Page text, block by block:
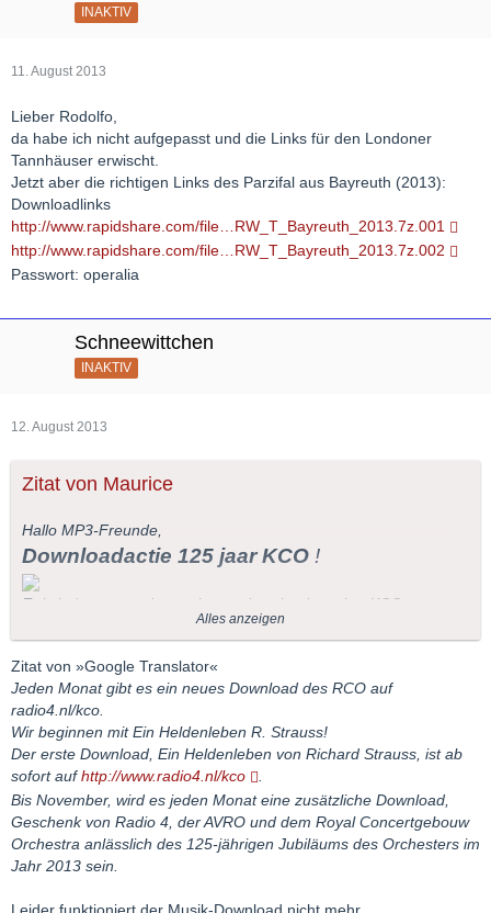
INAKTIV
11. August 2013
Lieber Rodolfo,
da habe ich nicht aufgepasst und die Links für den Londoner
Tannhäuser erwischt.
Jetzt aber die richtigen Links des Parzifal aus Bayreuth (2013):
Downloadlinks
http://www.rapidshare.com/file…RW_T_Bayreuth_2013.7z.001
http://www.rapidshare.com/file…RW_T_Bayreuth_2013.7z.002
Passwort: operalia
Schneewittchen
INAKTIV
12. August 2013
Zitat von Maurice
Hallo MP3-Freunde,
Downloadactie 125 jaar KCO !
Er is iedere maand een nieuwe download van het KCO
beschikbaar op radio4.nl/kco.
De eerste download,Ein Heldenleben
nu beschikbaar op www.radio4.nl/kco
.
Tot november komt er iedere maand een extra download bij, als
cadeau van Radio 4, de AVRO en het Koninklijk
Concertgebouworkest ter gelegenheid van het 125-jarig bestaan
van het orkest in 2013.
Alles anzeigen
Zitat von »Google Translator«
Jeden Monat gibt es ein neues Download des RCO auf
radio4.nl/kco.
Wir beginnen mit Ein Heldenleben R. Strauss!
Der erste Download, Ein Heldenleben von Richard Strauss, ist ab
sofort aufhttp://www.radio4.nl/kco
Bis November, wird es jeden Monat eine zusätzliche Download,
Geschenk von Radio 4, der AVRO und dem Royal Concertgebouw
Orchestra anlässlich des 125-jährigen Jubiläums des Orchesters im
Jahr 2013 sein.